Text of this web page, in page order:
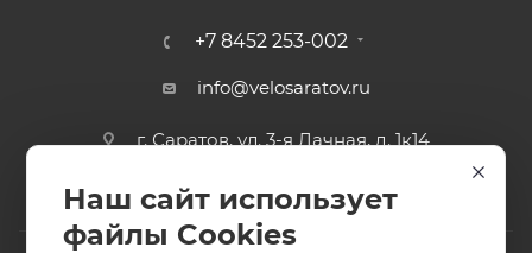
+7 8452 253-002
info@velosaratov.ru
г. Саратов, ул. 3-я Дачная, д. 1к14
Наш сайт использует
файлы Cookies